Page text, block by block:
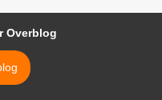
Overblog